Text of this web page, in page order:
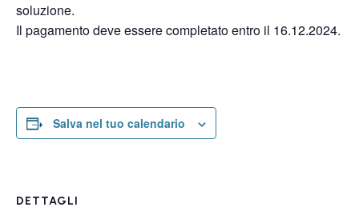
soluzione.
Il pagamento deve essere completato entro il 16.12.2024.
Salva nel tuo calendario
DETTAGLI